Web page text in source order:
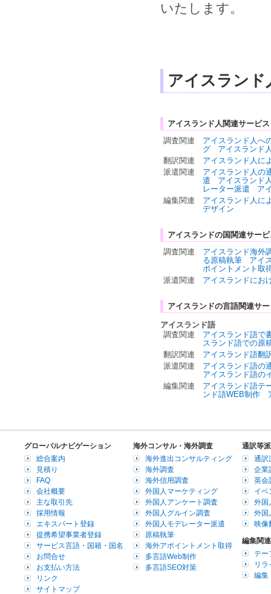
いたします。
アイスランド
アイスランド人関連サービス
調査関連
アイスランド人へ
グ
アイスランド
翻訳関連
アイスランド人に
派遣関連
アイスランド人の
遣
アイスランド
レーター派遣
ア
編集関連
アイスランド人に
デザイン
アイスランドの国関連サー
調査関連
アイスランド海外
る原稿執筆
アイ
ポイントメント取
派遣関連
アイスランドにお
アイスランドの言語関連サ
アイスランド語
調査関連
アイスランド語で
スランド語での原
翻訳関連
アイスランド語翻
派遣関連
アイスランド語の
アイスランド語の
編集関連
アイスランド語テ
ンド語WEB制作
グローバルナビゲーション
総合案内
見積り
FAQ
会社概要
主な取引先
採用情報
エキスパート登録
提携希望事業者登録
サービス言語・国籍・国名
お問合せ
お支払い方法
リンク
サイトマップ
海外コンサル・海外調査
海外進出コンサルティング
海外調査
海外信用調査
外国人マーケティング
外国人アンケート調査
外国人グルイン調査
外国人モデレーター派遣
原稿執筆
海外アポイントメント取得
多言語Web制作
多言語SEO対策
通訳等
通訳
企業
英会
イベ
外国
外国
映像
編集関連
テー
リラ
編集